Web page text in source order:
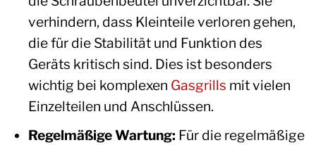
verhindern, dass Kleinteile verloren gehen,
die für die Stabilität und Funktion des
Geräts kritisch sind. Dies ist besonders
wichtig bei komplexen Gasgrills mit vielen
Einzelteilen und Anschlüssen.
Regelmäßige Wartung: Für die regelmäßige